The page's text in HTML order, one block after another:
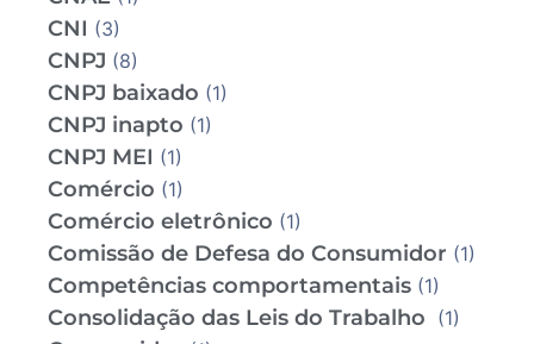
CNI (3)
CNPJ (8)
CNPJ baixado (1)
CNPJ inapto (1)
CNPJ MEI (1)
Comércio (1)
Comércio eletrônico (1)
Comissão de Defesa do Consumidor (1)
Competências comportamentais (1)
Consolidação das Leis do Trabalho (1)